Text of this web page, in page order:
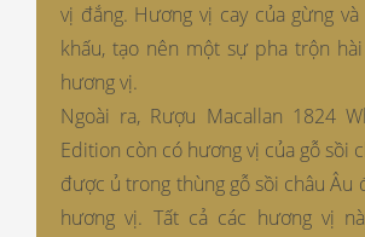
vị đắng. Hương vị cay của gừng
khấu, tạo nên một sự pha trộn
hương vị.
Ngoài ra, Rượu Macallan 1824
Edition còn có hương vị của gỗ sồi
được ủ trong thùng gỗ sồi châu Âu
hương vị. Tất cả các hương vị